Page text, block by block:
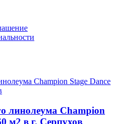
линолеума Champion
м2 в г. Серпухов